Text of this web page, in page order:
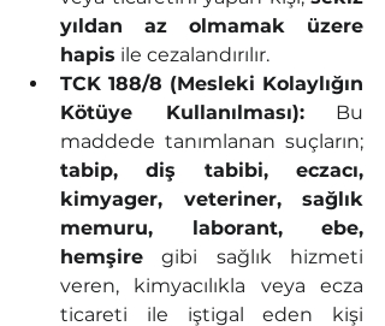
yıldan az olmamak üzere
hapis ile cezalandırılır.
TCK 188/8 (Mesleki Kolaylığın
Kötüye Kullanılması): Bu
tabip, diş tabibi, eczacı,
kimyager, veteriner, sağlık
memuru, laborant, ebe,
hemşire gibi sağlık hizmeti
veren, kimyacılıkla veya ecza
ticareti ile iştigal eden kişi